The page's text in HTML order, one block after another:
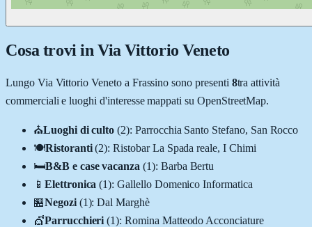
Cosa trovi in Via Vittorio Veneto
Lungo Via Vittorio Venetoa Frassino sono presenti 8tra attività
commerciali e luoghi d'interesse mappati su OpenStreetMap.
⛪Luoghi di culto (2): Parrocchia Santo Stefano, San Rocco
🍽️Ristoranti (2):Ristobar La Spada reale, I Chimi
🛏️B&B e case vacanza (1): Barba Bertu
📱 Elettronica (1):Gallello Domenico Informatica
🏪Negozi (1):Dal Marghè
💇Parrucchieri (1):Romina Matteodo Acconciature